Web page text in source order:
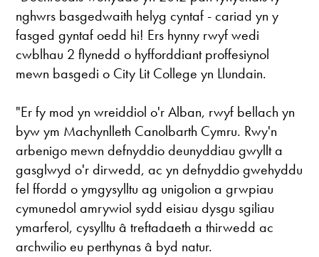
nghwrs basgedwaith helyg cyntaf - cariad yn y
fasged gyntaf oedd hi! Ers hynny rwyf wedi
cwblhau 2 flynedd o hyfforddiant proffesiynol
mewn basgedi o City Lit College yn Llundain.
"Er fy mod yn wreiddiol o'r Alban, rwyf bellach yn
byw ym Machynlleth Canolbarth Cymru. Rwy'n
arbenigo mewn defnyddio deunyddiau gwyllt a
gasglwyd o'r dirwedd, ac yn defnyddio gwehyddu
fel ffordd o ymgysylltu ag unigolion a grwpiau
cymunedol amrywiol sydd eisiau dysgu sgiliau
ymarferol, cysylltu â treftadaeth a thirwedd ac
archwilio eu perthynas â byd natur.